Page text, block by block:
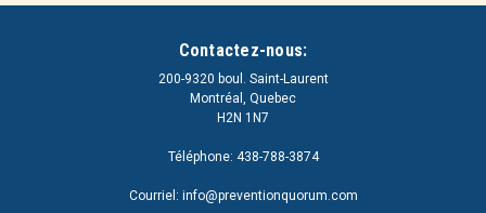
Contactez-nous:
200-9320 boul. Saint-Laurent
Montréal, Quebec
H2N 1N7
Téléphone: 438-788-3874
Courriel: info@preventionquorum.com